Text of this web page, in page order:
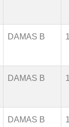
DAMAS B
DAMAS B
DAMAS B